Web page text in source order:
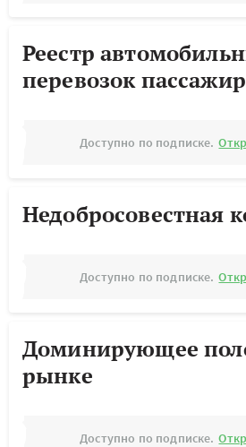
Реестр
перевозок
Доступно по подписке.
Недобросовестная
Доступно по подписке.
Доминирующее
рынке
Доступно по подписке.